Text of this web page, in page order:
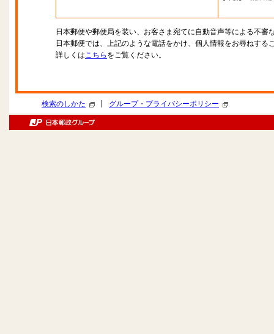
日本郵便や郵便局を装い、お客さま宛てに自動音声等による不審
日本郵便では、上記のような電話をかけ、個人情報をお尋ねする
詳しくはこちら をご覧ください。
検索のしかた グループ・プライバシーポリシー